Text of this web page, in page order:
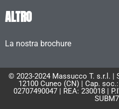
ALTRO
La nostra brochure
© 2023-2024 Massucco T. s.r.l. |
12100 Cuneo (CN) | Cap.
02707490047 | REA: 230018 |